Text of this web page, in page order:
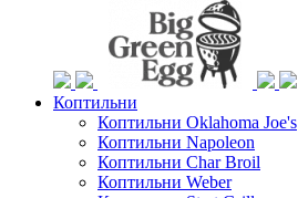
Коптильни
Коптильни Oklahoma Joe's
Коптильни Napoleon
Коптильни Char Broil
Коптильни Weber